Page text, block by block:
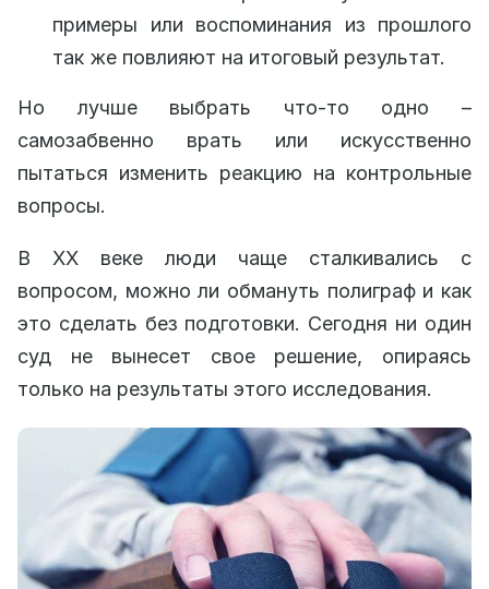
примеры или воспоминания из прошлого
так же повлияют на итоговый результат.
Но лучше выбрать что-то одно –
самозабвенно врать или искусственно
пытаться изменить реакцию на контрольные
вопросы.
В XX веке люди чаще сталкивались с
вопросом, можно ли обмануть полиграф и как
это сделать без подготовки. Сегодня ни один
суд не вынесет свое решение, опираясь
только на результаты этого исследования.